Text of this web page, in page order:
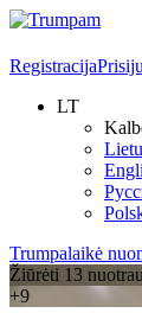
Registracija
LT
Trumpalaikė
Žiūrėti 13
+9